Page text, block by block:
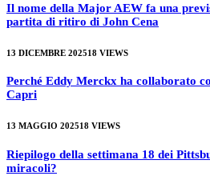
Il nome della Major AEW fa una
partita di ritiro di John Cena
13 DICEMBRE 202518 VIEWS
Perché Eddy Merckx ha collaborato
Capri
13 MAGGIO 202518 VIEWS
Riepilogo della settimana 18 dei
miracoli?